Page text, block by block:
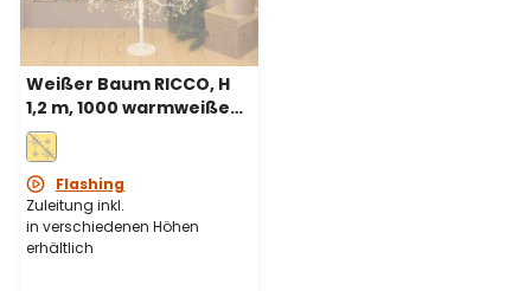
Weißer Baum RICCO, H
1,2 m, 1000 warmweiße
Micro-LEDs,
Innenbereich
Flashing
Zuleitung inkl.
in verschiedenen Höhen
erhältlich